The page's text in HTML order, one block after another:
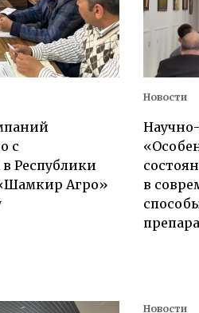
с
Республики
Агро»
Новости
в
Новости